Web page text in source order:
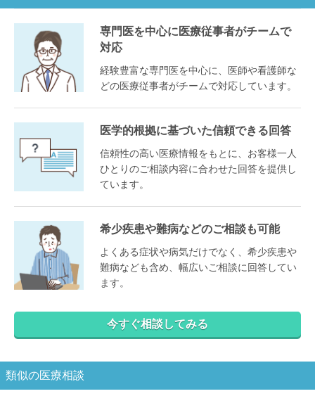
専門医を中心に医療従事者がチームで
対応
経験豊富な専門医を中心に、医師や看護師な
どの医療従事者がチームで対応しています。
医学的根拠に基づいた信頼できる回答
信頼性の高い医療情報をもとに、お客様一人
ひとりのご相談内容に合わせた回答を提供し
ています。
希少疾患や難病などのご相談も可能
よくある症状や病気だけでなく、希少疾患や
難病なども含め、幅広いご相談に回答してい
ます。
今すぐ相談してみる
類似の医療相談